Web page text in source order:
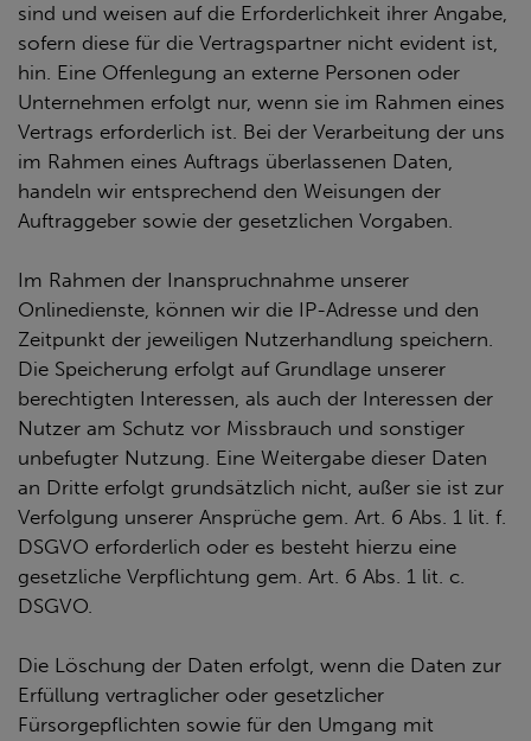
sind und weisen auf die Erforderlichkeit ihrer Angabe,
sofern diese für die Vertragspartner nicht evident ist,
hin. Eine Offenlegung an externe Personen oder
Unternehmen erfolgt nur, wenn sie im Rahmen eines
Vertrags erforderlich ist. Bei der Verarbeitung der uns
im Rahmen eines Auftrags überlassenen Daten,
handeln wir entsprechend den Weisungen der
Auftraggeber sowie der gesetzlichen Vorgaben.
Im Rahmen der Inanspruchnahme unserer
Onlinedienste, können wir die IP-Adresse und den
Zeitpunkt der jeweiligen Nutzerhandlung speichern.
Die Speicherung erfolgt auf Grundlage unserer
berechtigten Interessen, als auch der Interessen der
Nutzer am Schutz vor Missbrauch und sonstiger
unbefugter Nutzung. Eine Weitergabe dieser Daten
an Dritte erfolgt grundsätzlich nicht, außer sie ist zur
Verfolgung unserer Ansprüche gem. Art. 6 Abs. 1 lit. f.
DSGVO erforderlich oder es besteht hierzu eine
gesetzliche Verpflichtung gem. Art. 6 Abs. 1 lit. c.
DSGVO.
Die Löschung der Daten erfolgt, wenn die Daten zur
Erfüllung vertraglicher oder gesetzlicher
Fürsorgepflichten sowie für den Umgang mit